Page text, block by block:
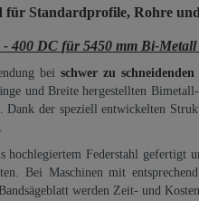
für Standardprofile, Rohre
400 DC für 5450 mm Bi-Metall
bei schwer zu
und Breite hergestellten
der speziell entwickelten
hochlegiertem Federstahl
Bei Maschinen mit
werden Zeit- und